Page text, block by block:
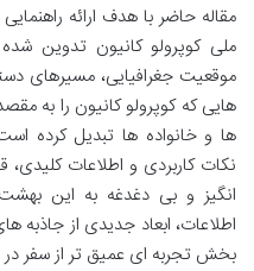
مقاله حاضر با هدف ارائه
ملی کوپرولو کانیون تدوین
موقعیت جغرافیایی، مسیرهای
هایی که کوپرولو کانیون را به
ها و خانواده ها تبدیل کرده
نکات کاربردی و اطلاعات کلیدی،
انگیز و بی دغدغه به این
اطلاعات، ابعاد جدیدی از جاذبه
بخش تجربه ای عمیق تر از سفر در